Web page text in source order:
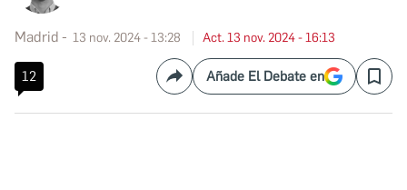
Madrid 13 nov. 2024 - 13:28 Act. 13 nov. 2024 - 16:13
12 CompartirAñade El Debate en Save